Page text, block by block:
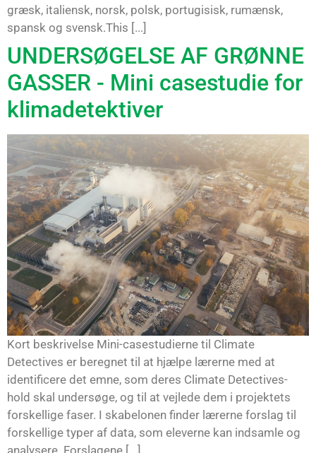
græsk, italiensk, norsk, polsk, portugisisk, rumænsk,
spansk og svensk.This [...]
UNDERSØGELSE AF GRØNNE
GASSER - Mini casestudie for
klimadetektiver
Kort beskrivelse Mini-casestudierne til Climate
Detectives er beregnet til at hjælpe lærerne med at
identificere det emne, som deres Climate Detectives-
hold skal undersøge, og til at vejlede dem i projektets
forskellige faser. I skabelonen finder lærerne forslag til
forskellige typer af data, som eleverne kan indsamle og